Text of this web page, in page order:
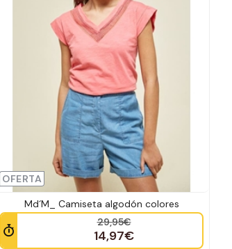
OFERTA
Md´M_ Camiseta algodón colores
29,95€
14,97€